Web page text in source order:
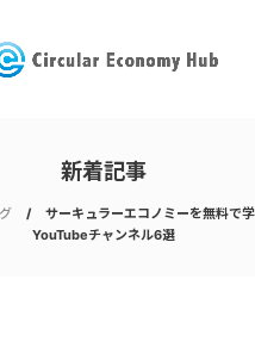
新着記事
サーキュラーエコノミーを無料で
YouTubeチャンネル6選